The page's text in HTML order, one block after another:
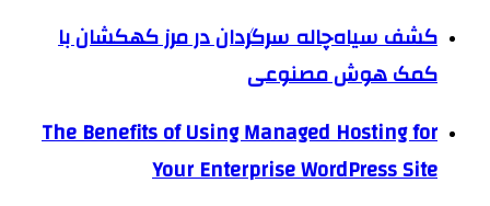
کشف سیاه‌چاله سرگردان در مرز کهکشان با
کمک هوش مصنوعی
The Benefits of Using Managed Hosting for
Your Enterprise WordPress Site